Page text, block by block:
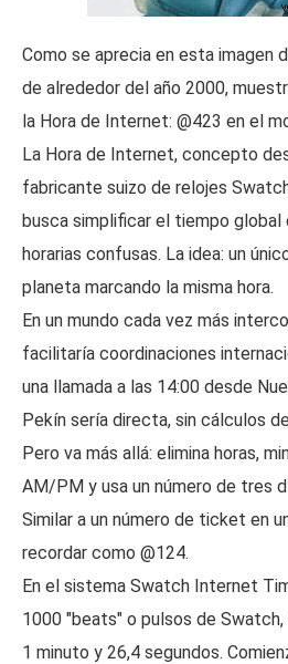
Como se aprecia en esta imagen
de alrededor del año 2000,
la Hora de Internet: @423 en el
La Hora de Internet, concepto
fabricante suizo de relojes
busca simplificar el tiempo global
horarias confusas. La idea: un
planeta marcando la misma hora.
En un mundo cada vez más
facilitaría coordinaciones
una llamada a las 14:00 desde
Pekín sería directa, sin cálculos
Pero va más allá: elimina horas,
AM/PM y usa un número de tres
Similar a un número de ticket en
recordar como @124.
En el sistema Swatch Internet
1000 "beats" o pulsos de
1 minuto y 26,4 segundos.